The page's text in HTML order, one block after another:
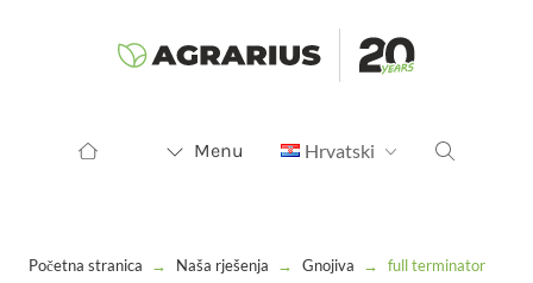
Menu Hrvatski
Početna stranica → Naša rješenja → Gnojiva → full terminator